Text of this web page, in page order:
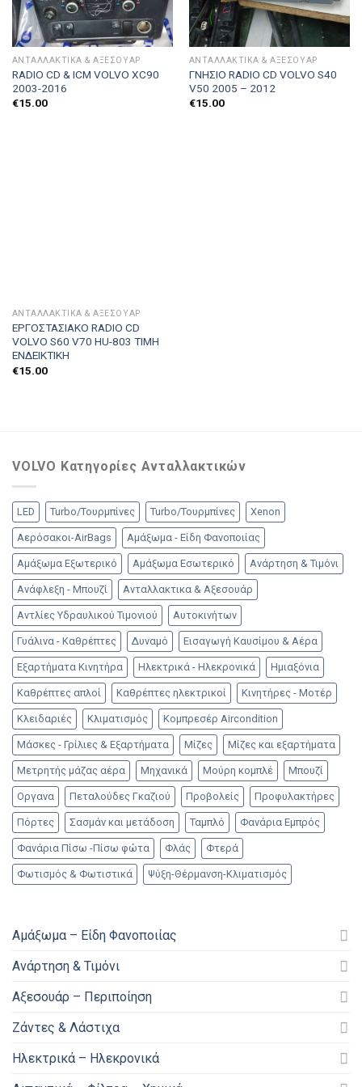
ΑΝΤΑΛΛΑΚΤΙΚΑ & ΑΞΕΣΟΥΆΡ
RADIO CD & ICM VOLVO XC90
2003-2016
€15.00
ΑΝΤΑΛΛΑΚΤΙΚΑ & ΑΞΕΣΟΥΆΡ
ΓΝΗΣΙΟ RADIO CD VOLVO S40
V50 2005 – 2012
€15.00
ΑΝΤΑΛΛΑΚΤΙΚΑ & ΑΞΕΣΟΥΆΡ
ΕΡΓΟΣΤΑΣΙΑΚΟ RADIO CD
VOLVO S60 V70 HU-803 ΤΙΜΗ
ΕΝΔΕΙΚΤΙΚΗ
€15.00
VOLVO Κατηγορίες Ανταλλακτικών
LED Turbo/Τουρμπίνες Turbo/Τουρμπίνες Xenon
Αερόσακοι-AirBags Αμάξωμα - Είδη Φανοποιίας
Αμάξωμα Εξωτερικό Αμάξωμα Εσωτερικό Ανάρτηση & Τιμόνι
Ανάφλεξη - Μπουζί Ανταλλακτικα & Αξεσουάρ
Αντλίες Υδραυλικού Τιμονιού Αυτοκινήτων
Γυάλινα - Καθρέπτες Δυναμό Εισαγωγή Καυσίμου & Αέρα
Εξαρτήματα Κινητήρα Ηλεκτρικά - Ηλεκρονικά Ημιαξόνια
Καθρέπτες απλοί Καθρέπτες ηλεκτρικοί Κινητήρες - Μοτέρ
Κλειδαριές Κλιματισμός Κομπρεσέρ Aircondition
Μάσκες - Γρίλιες & Εξαρτήματα Μίζες Μίζες και εξαρτήματα
Μετρητής μάζας αέρα Μηχανικά Μούρη κομπλέ Μπουζί
Οργανα Πεταλούδες Γκαζιού Προβολείς Προφυλακτήρες
Πόρτες Σασμάν και μετάδοση Ταμπλό Φανάρια Εμπρός
Φανάρια Πίσω -Πίσω φώτα Φλάς Φτερά
Φωτισμός & Φωτιστικά Ψύξη-Θέρμανση-Κλιματισμός
Αμάξωμα – Είδη Φανοποιίας
Ανάρτηση & Τιμόνι
Αξεσουάρ – Περιποίηση
Ζάντες & Λάστιχα
Ηλεκτρικά – Ηλεκρονικά